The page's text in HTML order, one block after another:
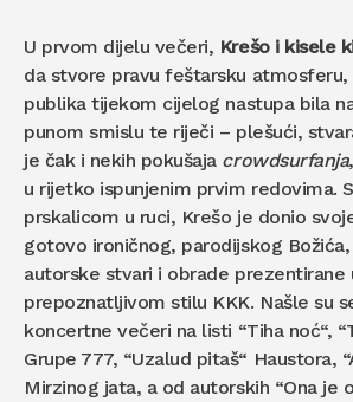
U prvom dijelu večeri, Krešo i kisele
da stvore pravu feštarsku
publika tijekom cijelog nastupa bila
punom smislu te riječi – plešući,
je čak i nekih pokušaja crowdsurfanja
u rijetko ispunjenim prvim redovima.
prskalicom u ruci, Krešo je donio
gotovo ironičnog, parodijskog
autorske stvari i obrade prezentirane
prepoznatljivom stilu KKK. Našle su
koncertne večeri na listi “Tiha noć“,
Grupe 777, “Uzalud pitaš“ Haustora,
Mirzinog jata, a od autorskih “Ona je